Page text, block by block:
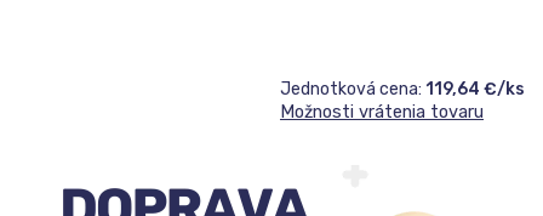
Jednotková cena: 119,64 €/ks
Možnosti vrátenia tovaru